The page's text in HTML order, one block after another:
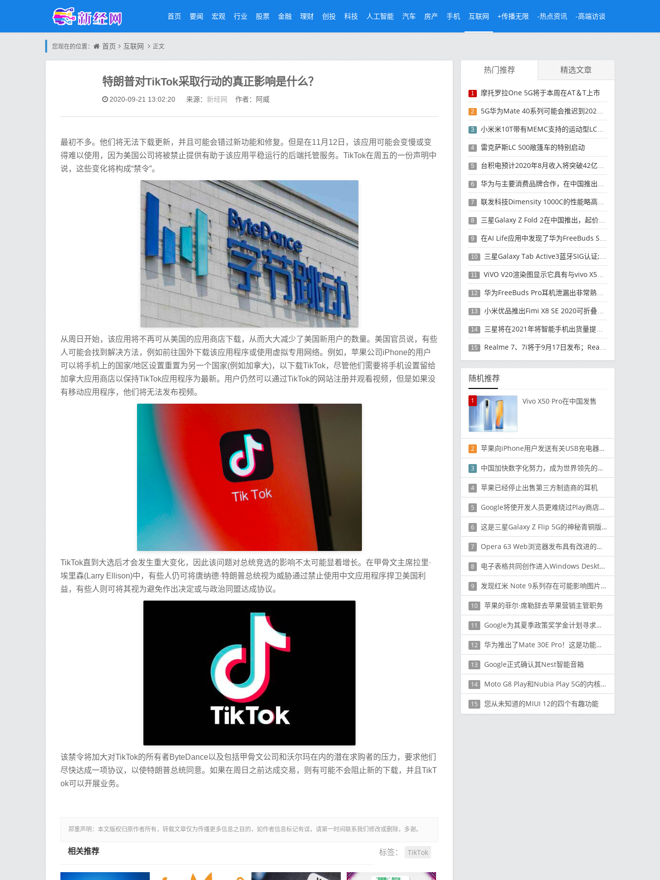
首页 要闻 宏观 行业 股票 金融 理财 创投 科技 人工智能 汽车 房产 手机 互联网 +传播无限 -热点资讯 -高端访谈
您现在的位置： 首页 互联网 正文
特朗普对TikTok采取行动的真正影响是什么？
2020-09-21 13:02:20 来源： 新经网 作者：阿威
最初不多。他们将无法下载更新，并且可能会错过新功能和修复。但是在11月12日，该应用可能会变慢或变
得难以使用，因为美国公司将被禁止提供有助于该应用平稳运行的后端托管服务。TikTok在周五的一份声明中
说，这些变化将构成“禁令”。
从周日开始，该应用将不再可从美国的应用商店下载，从而大大减少了美国新用户的数量。美国官员说，有些
人可能会找到解决方法，例如前往国外下载该应用程序或使用虚拟专用网络。例如，苹果公司iPhone的用户
可以将手机上的国家/地区设置重置为另一个国家(例如加拿大)，以下载TikTok，尽管他们需要将手机设置留给
加拿大应用商店以保持TikTok应用程序为最新。用户仍然可以通过TikTok的网站注册并观看视频，但是如果没
有移动应用程序，他们将无法发布视频。
TikTok直到大选后才会发生重大变化，因此该问题对总统竞选的影响不太可能显着增长。在甲骨文主席拉里·
埃里森(Larry Ellison)中，有些人仍可将唐纳德·特朗普总统视为威胁通过禁止使用中文应用程序捍卫美国利
益，有些人则可将其视为避免作出决定或与政治同盟达成协议。
该禁令将加大对TikTok的所有者ByteDance以及包括甲骨文公司和沃尔玛在内的潜在求购者的压力，要求他们
尽快达成一项协议，以使特朗普总统同意。如果在周日之前达成交易，则有可能不会阻止新的下载，并且TikT
ok可以开展业务。
郑重声明：本文版权归原作者所有，转载文章仅为传播更多信息之目的，如作者信息标记有误，请第一时间联系我们修改或删除，多谢。
标签： TikTok
相关推荐
热门推荐 精选文章
1 摩托罗拉One 5G将于本周在AT＆T上市
2 5G华为Mate 40系列可能会推迟到2021年
3 小米米10T带有MEMC支持的运动型LCD屏幕
4 雷克萨斯LC 500敞篷车的特别启动
5 台积电预计2020年8月收入将突破42亿美元，创历史新高
6 华为与主要消费品牌合作，在中国推出采用HarmonyOS 2.0的智能家居产品
7 联发科技Dimensity 1000C的性能略高于Snapdragon 765G
8 三星Galaxy Z Fold 2在中国推出，起价为16,999元
9 在AI Life应用中发现了华为FreeBuds Studio耳机
10 三星Galaxy Tab Active3蓝牙SIG认证; 发布可能快要结束了
11 ViVO V20渲染图显示它具有与vivo X50 Pro类似的后部设计
12 华为FreeBuds Pro耳机泄漏出非常熟悉的设计
13 小米优品推出Fimi X8 SE 2020可折叠无人机
14 三星将在2021年将智能手机出货量提高至3亿部
15 Realme 7、7i将于9月17日发布；Realme 7i的完整规格并导致泄漏
随机推荐
1 Vivo X50 Pro在中国发售
2 苹果向iPhone用户发送有关USB充电器使用情况的调查
3 中国加快数字化努力，成为世界领先的经济体
4 苹果已经停止出售第三方制造商的耳机
5 Google将使开发人员更难绕过Play商店30％的费用
6 这是三星Galaxy Z Flip 5G的神秘青铜版的360度视图
7 Opera 63 Web浏览器发布具有改进的私有浏览模式和书签
8 电子表格共同创作进入Windows Desktop上的Microsoft Excel
9 发现红米 Note 9系列存在可能影响图片质量的缺陷
10 苹果的菲尔·席勒辞去苹果营销主管职务
11 Google为其夏季政策奖学金计划寻求申请
12 华为推出了Mate 30E Pro！这是功能和详细信息
13 Google正式确认其Nest智能音箱
14 Moto G8 Play和Nubia Play 5G的内核源现已上市
15 您从未知道的MIUI 12的四个有趣功能